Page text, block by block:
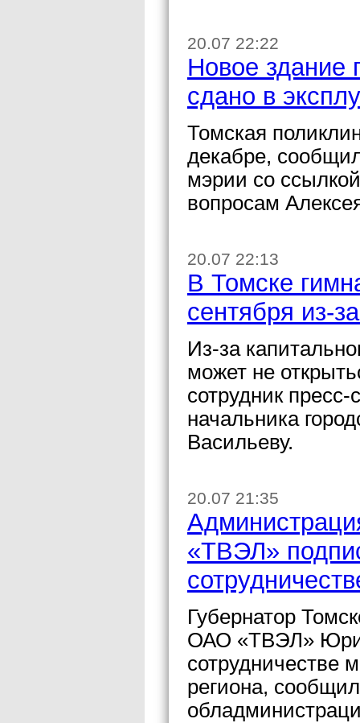
20.07 22:22
Новое здание
сдано в
Томская
декабре,
мэрии со
вопросам
20.07 22:13
В Томске
сентября из-
Из-за
может не
сотрудник
начальника
Васильеву.
20.07 21:35
«ТВЭЛ»
Губернатор
ОАО «ТВЭЛ»
сотрудничестве
региона,